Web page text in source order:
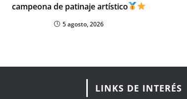
campeona de patinaje artístico
5 agosto, 2026
LINKS DE INTERÉS